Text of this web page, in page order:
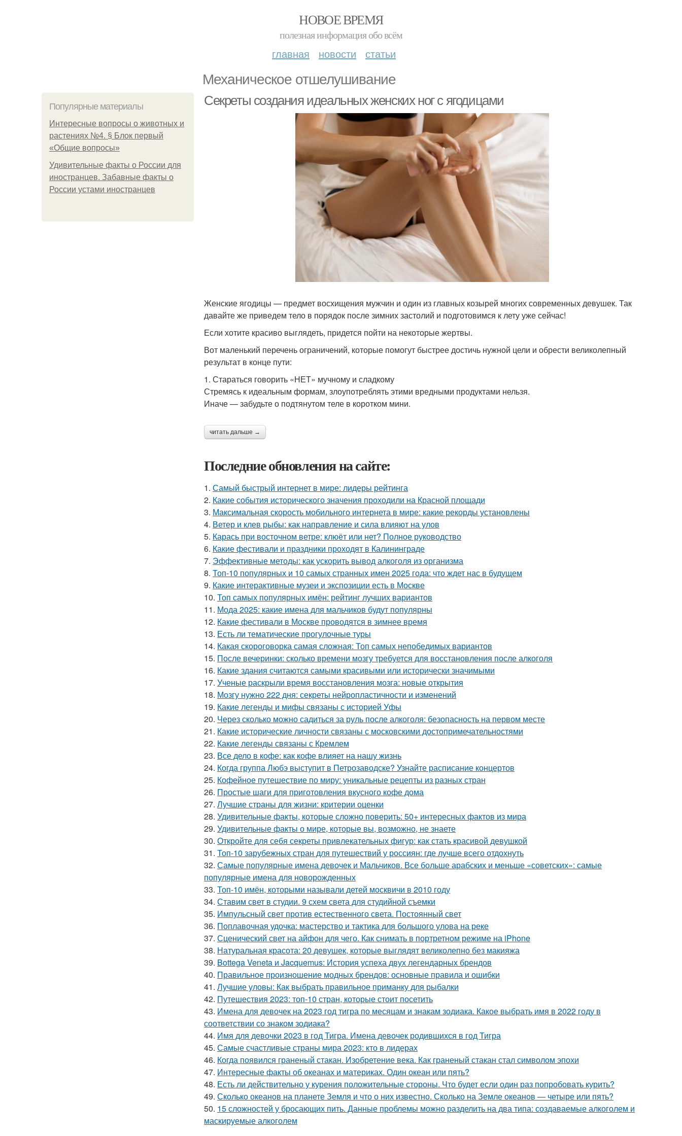
НОВОЕ ВРЕМЯ
полезная информация обо всём
главная новости статьи
Механическое отшелушивание
Популярные материалы
Интересные вопросы о животных и
растениях №4. § Блок первый
«Общие вопросы»
Удивительные факты о России для
иностранцев. Забавные факты о
России устами иностранцев
Секреты создания идеальных женских ног с ягодицами
Женские ягодицы — предмет восхищения мужчин и один из главных козырей многих современных девушек. Так
давайте же приведем тело в порядок после зимних застолий и подготовимся к лету уже сейчас!
Если хотите красиво выглядеть, придется пойти на некоторые жертвы.
Вот маленький перечень ограничений, которые помогут быстрее достичь нужной цели и обрести великолепный
результат в конце пути:
1. Стараться говорить «НЕТ» мучному и сладкому
Стремясь к идеальным формам, злоупотреблять этими вредными продуктами нельзя.
Иначе — забудьте о подтянутом теле в коротком мини.
читать дальше →
Последние обновления на сайте:
1. Самый быстрый интернет в мире: лидеры рейтинга
2. Какие события исторического значения проходили на Красной площади
3. Максимальная скорость мобильного интернета в мире: какие рекорды установлены
4. Ветер и клев рыбы: как направление и сила влияют на улов
5. Карась при восточном ветре: клюёт или нет? Полное руководство
6. Какие фестивали и праздники проходят в Калининграде
7. Эффективные методы: как ускорить вывод алкоголя из организма
8. Топ-10 популярных и 10 самых странных имен 2025 года: что ждет нас в будущем
9. Какие интерактивные музеи и экспозиции есть в Москве
10. Топ самых популярных имён: рейтинг лучших вариантов
11. Мода 2025: какие имена для мальчиков будут популярны
12. Какие фестивали в Москве проводятся в зимнее время
13. Есть ли тематические прогулочные туры
14. Какая скороговорка самая сложная: Топ самых непобедимых вариантов
15. После вечеринки: сколько времени мозгу требуется для восстановления после алкоголя
16. Какие здания считаются самыми красивыми или исторически значимыми
17. Ученые раскрыли время восстановления мозга: новые открытия
18. Мозгу нужно 222 дня: секреты нейропластичности и изменений
19. Какие легенды и мифы связаны с историей Уфы
20. Через сколько можно садиться за руль после алкоголя: безопасность на первом месте
21. Какие исторические личности связаны с московскими достопримечательностями
22. Какие легенды связаны с Кремлем
23. Все дело в кофе: как кофе влияет на нашу жизнь
24. Когда группа Любэ выступит в Петрозаводске? Узнайте расписание концертов
25. Кофейное путешествие по миру: уникальные рецепты из разных стран
26. Простые шаги для приготовления вкусного кофе дома
27. Лучшие страны для жизни: критерии оценки
28. Удивительные факты, которые сложно поверить: 50+ интересных фактов из мира
29. Удивительные факты о мире, которые вы, возможно, не знаете
30. Откройте для себя секреты привлекательных фигур: как стать красивой девушкой
31. Топ-10 зарубежных стран для путешествий у россиян: где лучше всего отдохнуть
32. Самые популярные имена девочек и Мальчиков. Все больше арабских и меньше «советских»: самые
популярные имена для новорожденных
33. Топ-10 имён, которыми называли детей москвичи в 2010 году
34. Ставим свет в студии. 9 схем света для студийной съемки
35. Импульсный свет против естественного света. Постоянный свет
36. Поплавочная удочка: мастерство и тактика для большого улова на реке
37. Сценический свет на айфон для чего. Как снимать в портретном режиме на iPhone
38. Натуральная красота: 20 девушек, которые выглядят великолепно без макияжа
39. Bottega Veneta и Jacquemus: История успеха двух легендарных брендов
40. Правильное произношение модных брендов: основные правила и ошибки
41. Лучшие уловы: Как выбрать правильное приманку для рыбалки
42. Путешествия 2023: топ-10 стран, которые стоит посетить
43. Имена для девочек на 2023 год тигра по месяцам и знакам зодиака. Какое выбрать имя в 2022 году в
соответствии со знаком зодиака?
44. Имя для девочки 2023 в год Тигра. Имена девочек родившихся в год Тигра
45. Самые счастливые страны мира 2023: кто в лидерах
46. Когда появился граненый стакан. Изобретение века. Как граненый стакан стал символом эпохи
47. Интересные факты об океанах и материках. Один океан или пять?
48. Есть ли действительно у курения положительные стороны. Что будет если один раз попробовать курить?
49. Сколько океанов на планете Земля и что о них известно. Сколько на Земле океанов — четыре или пять?
50. 15 сложностей у бросающих пить. Данные проблемы можно разделить на два типа: создаваемые алкоголем и
маскируемые алкоголем